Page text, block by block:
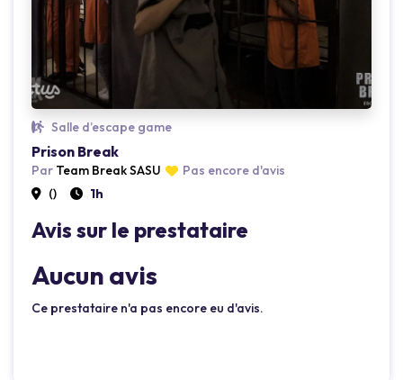
Loading...
Salle d’escape game
Prison Break
Par Team Break SASU
Pas encore d'avis
()
1h
Avis sur le prestataire
Aucun avis
Ce prestataire n'a pas encore eu d'avis.